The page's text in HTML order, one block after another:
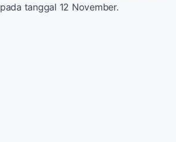
pada tanggal 12 November.